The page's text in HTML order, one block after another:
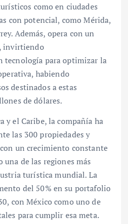
como en ciudades
con potencial, como Mérida,
Además, opera con un
invirtiendo
tecnología para optimizar la
habiendo
destinados a estas
de dólares.
y el Caribe, la compañía ha
las 300 propiedades y
un crecimiento constante
una de las regiones más
turística mundial. La
del 50% en su portafolio
con México como uno de
para cumplir esa meta.